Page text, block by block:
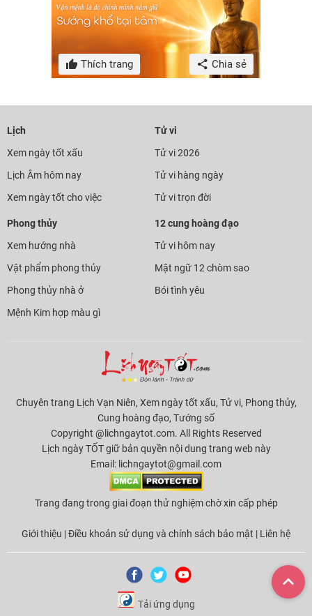
Thích trang Chia sẻ
Lịch
Xem ngày tốt xấu
Lịch Âm hôm nay
Xem ngày tốt cho việc
Tử vi
Tử vi 2026
Tử vi hàng ngày
Tử vi trọn đời
Phong thủy
Xem hướng nhà
Vật phẩm phong thủy
Phong thủy nhà ở
Mệnh Kim hợp màu gì
12 cung hoàng đạo
Tử vi hôm nay
Mật ngữ 12 chòm sao
Bói tình yêu
Chuyên trang Lịch Vạn Niên, Xem ngày tốt xấu, Tử vi, Phong thủy,
Cung hoàng đạo, Tướng số
Copyright @lichngaytot.com. All Rights Reserved
Lịch ngày TỐT giữ bản quyền nội dung trang web này
Email: lichngaytot@gmail.com
Trang đang trong giai đoạn thử nghiệm chờ xin cấp phép
Giới thiệu |Điều khoản sử dụng và chính sách bảo mật | Liên hệ
Tải ứng dụng